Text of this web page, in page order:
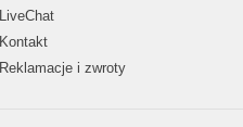
LiveChat
Kontakt
Reklamacje i zwroty